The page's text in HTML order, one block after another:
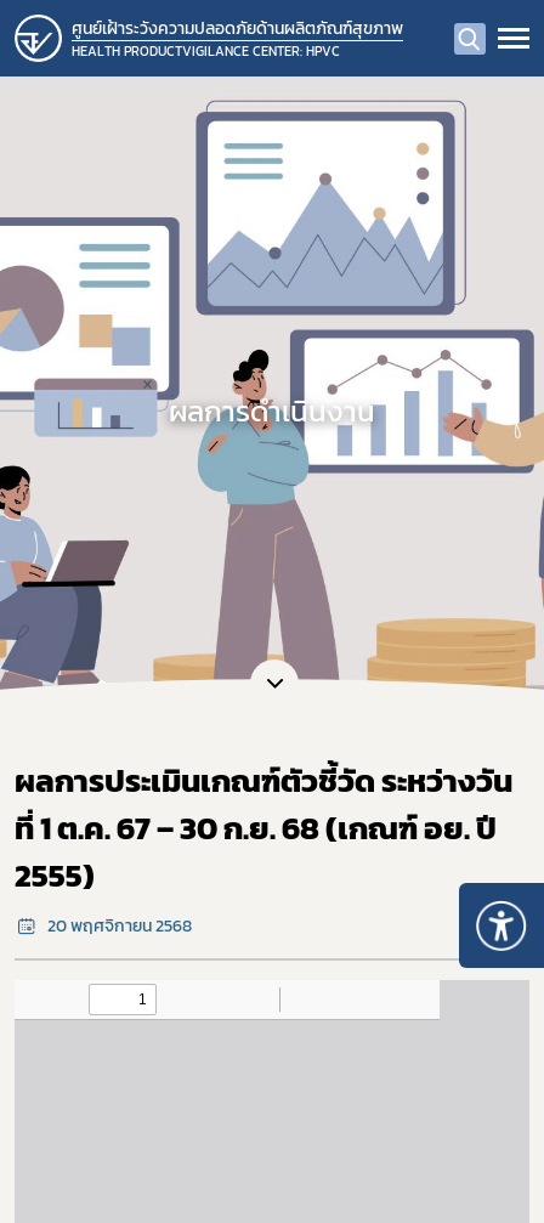
ศูนย์เฝ้าระวังความปลอดภัยด้านผลิตภัณฑ์สุขภาพ
HEALTH PRODUCTVIGILANCE CENTER: HPVC
ผลการดำเนินงาน
ผลการประเมินเกณฑ์ตัวชี้วัด ระหว่างวัน
ที่ 1 ต.ค. 67 – 30 ก.ย. 68 (เกณฑ์ อย. ปี
2555)
20 พฤศจิกายน 2568